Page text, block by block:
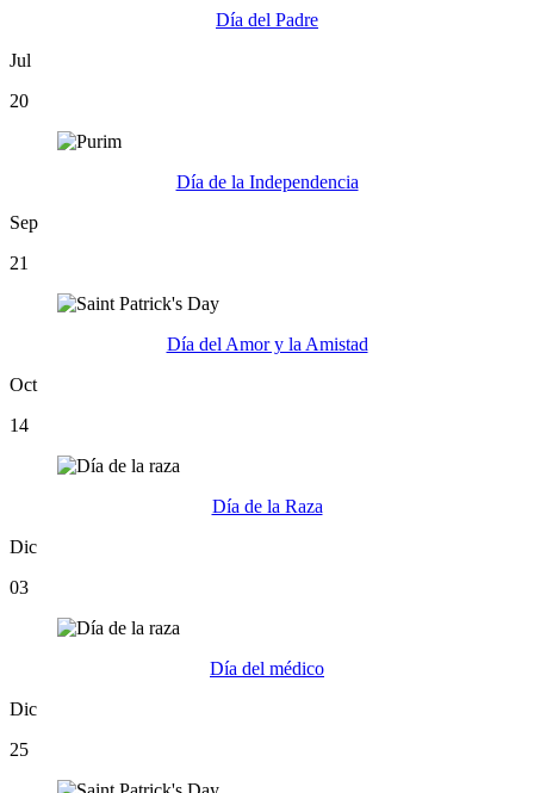
Día del Padre
Jul
20
Día de la Independencia
Sep
21
Día del Amor y la Amistad
Oct
14
Día de la Raza
Dic
03
Día del médico
Dic
25